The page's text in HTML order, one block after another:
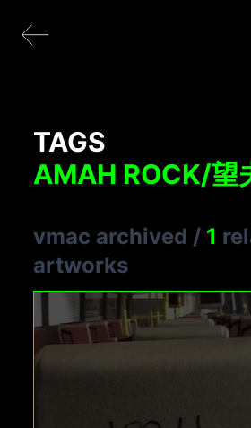
TAGS
AMAH ROCK/望
vmac archived / 1
artworks